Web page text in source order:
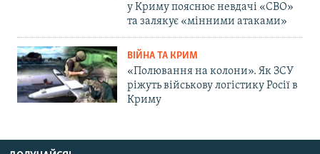
у Криму пояснює невдачі «СВО»
та залякує «мінними атаками»
ВІЙНА ТА КРИМ
«Полювання на колони». Як ЗСУ
ріжуть військову логістику Росії в
Криму